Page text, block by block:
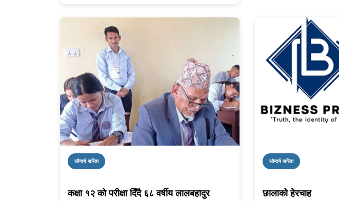
सौन्दर्य सरिता
कक्षा १२ को परीक्षा दिँदै ६८ वर्षीय लालबहादुर
सौन्दर्य सरिता
छालाको हेरचाह